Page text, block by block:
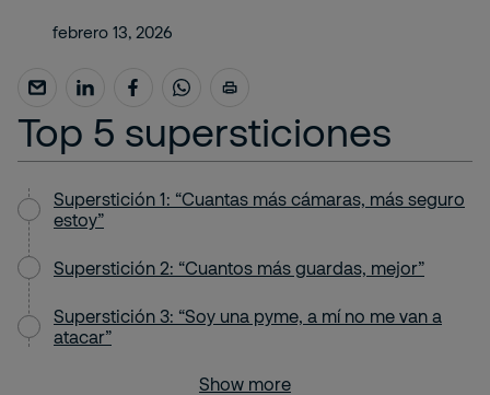
febrero 13, 2026
Top 5 supersticiones
Superstición 1: “Cuantas más cámaras, más seguro
estoy”
Superstición 2: “Cuantos más guardas, mejor”
Superstición 3: “Soy una pyme, a mí no me van a
atacar”
Show more